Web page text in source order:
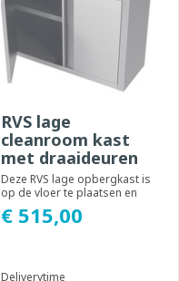
RVS lage
cleanroom kast
met draaideuren
Deze RVS lage opbergkast is
op de vloer te plaatsen en
heeft openslaande
draaideuren. De i...
€ 515,00
Deliverytime